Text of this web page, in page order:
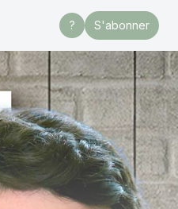
? S'abonner